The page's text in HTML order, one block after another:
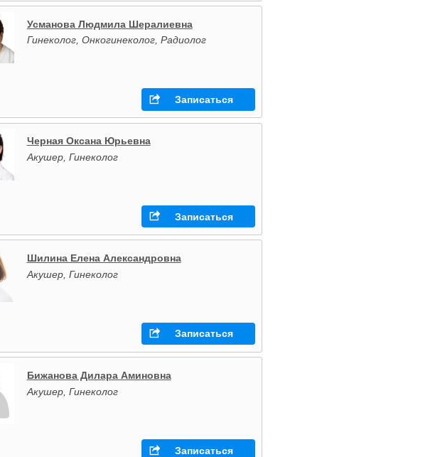
Усманова Людмила Шералиевна
Гинеколог, Онкогинеколог, Радиолог
Записаться
Черная Оксана Юрьевна
Акушер, Гинеколог
Записаться
Шилина Елена Александровна
Акушер, Гинеколог
Записаться
Бижанова Дилара Аминовна
Акушер, Гинеколог
Записаться